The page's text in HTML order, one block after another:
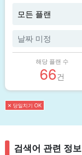
해당 플랜 수
66건
✕ 당일치기 OK
검색어 관련 정보